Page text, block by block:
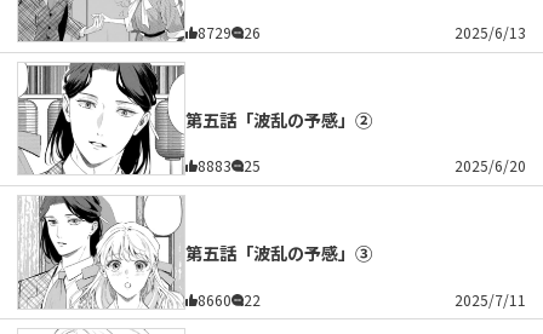
8729 26 2025/6/13
第五話「波乱の予感」②
8883 25 2025/6/20
第五話「波乱の予感」③
8660 22 2025/7/11